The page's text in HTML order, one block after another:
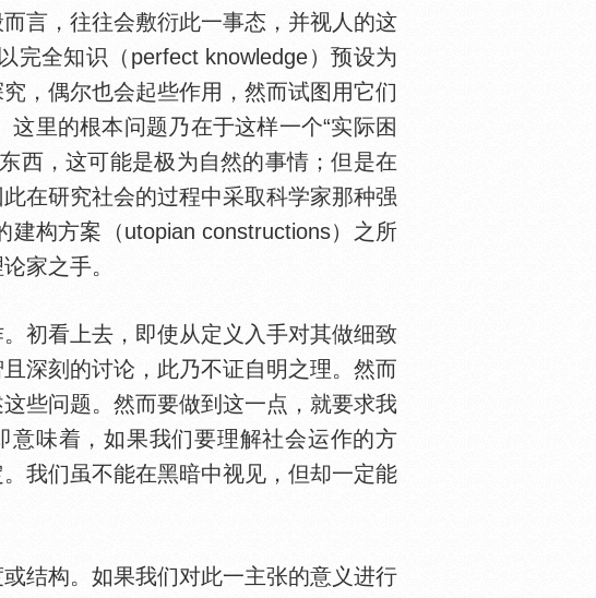
言，往往会敷衍此一事态，并视人的这
完全知识（perfect knowledge）预设为
，偶尔也会起些作用，然而试图用它们
里的根本问题乃在于这样一个“实际困
西，这可能是极为自然的事情；但是在
在研究社会的过程中采取科学家那种强
建构方案（utopian constructions）之所
家之手。
初看上去，即使从定义入手对其做细致
深刻的讨论，此乃不证自明之理。然而
些问题。然而要做到这一点，就要求我
意味着，如果我们要理解社会运作的方
我们虽不能在黑暗中视见，但却一定能
结构。如果我们对此一主张的意义进行